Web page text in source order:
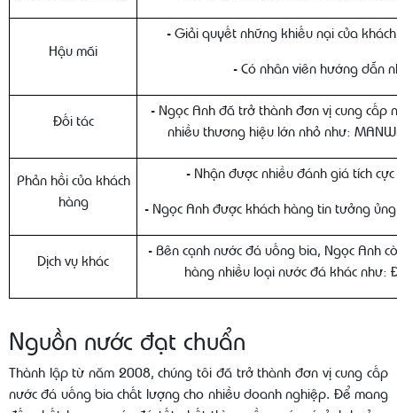
Hậu mãi
- Giải quyết những khiếu nại của
- Có nhân viên hướng dẫn
Đối tác
- Ngọc Anh đã trở thành đơn vị cung cấp
nhiều thương hiệu lớn nhỏ như:
Phản hồi của khách
hàng
- Nhận được nhiều đánh giá tích
- Ngọc Anh được khách hàng tin tưởng
Dịch vụ khác
- Bên cạnh nước đá uống bia, Ngọc Anh
hàng nhiều loại nước đá khác
Nguồn nước đạt chuẩn
Thành lập từ năm 2008, chúng tôi đã trở thành đơn vị cung cấp
nước đá uống bia chất lượng cho nhiều doanh nghiệp. Để mang